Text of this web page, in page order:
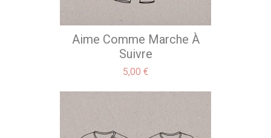
Aime Comme Marche À
Suivre
Precio
5,00 €